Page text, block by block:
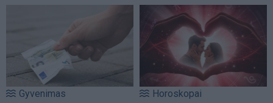
Gyvenimas Horoskopai